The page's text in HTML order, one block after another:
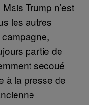
Trump n’est
les autres
partie de
secoué
à la presse de